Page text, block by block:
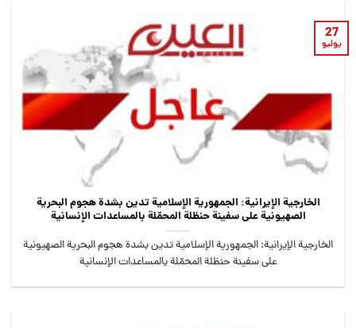
الخارجية الإيرانية: الجمهورية الإسلامية تدين بشدة هجوم البحرية
الصهيونية على سفينة حنظلة المحمّلة بالمساعدات الإنسانية
الخارجية الإيرانية: الجمهورية الإسلامية تدين بشدة هجوم البحرية الصهيونية
على سفينة حنظلة المحمّلة بالمساعدات الإنسانية
27
يوليو